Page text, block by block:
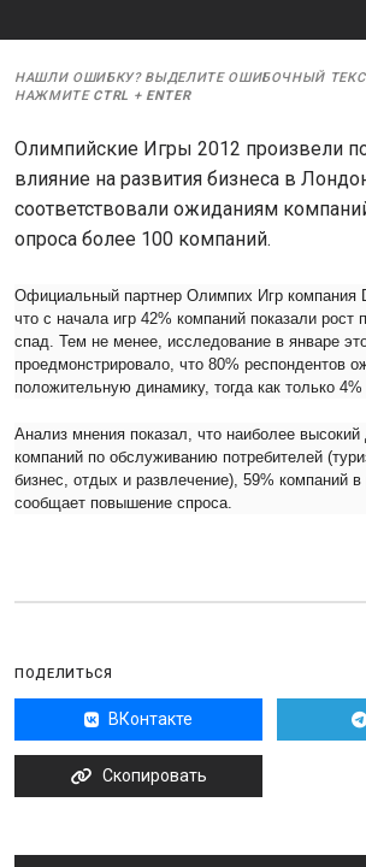
НАШЛИ ОШИБКУ? ВЫДЕЛИТЕ ОШИБОЧНЫЙ
НАЖМИТЕ CTRL + ENTER
Олимпийские Игры 2012 произвели
влияние на развития бизнеса в
соответствовали ожиданиям
опроса более 100 компаний.
Официальный партнер Олимпих Игр компания
что с начала игр 42% компаний показали рост
спад. Тем не менее, исследование в январе
проедмонстрировало, что 80% респондентов
положительную динамику, тогда как только
Анализ мнения показал, что наиболее
компаний по обcлуживанию потребителей
бизнес, отдых и развлечение), 59% компаний в
сообщает повышение спроса.
ПОДЕЛИТЬСЯ
ВКонтакте
Скопировать